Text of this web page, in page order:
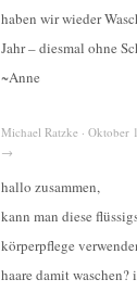
haben wir wieder
Jahr – diesmal ohne
~Anne
Michael Ratzke · Oktober
→
hallo zusammen,
kann man diese
körperpflege
haare damit waschen?